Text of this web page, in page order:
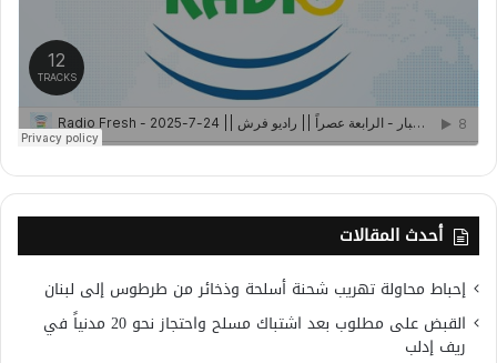
أحدث المقالات
إحباط محاولة تهريب شحنة أسلحة وذخائر من طرطوس إلى لبنان
القبض على مطلوب بعد اشتباك مسلح واحتجاز نحو 20 مدنياً في
ريف إدلب